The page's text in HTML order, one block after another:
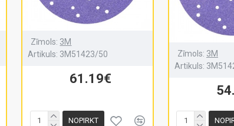
Zīmols: 3M
Artikuls: 3M51423/50
61.19€
NOPIRKT
Zīmols: 3M
Artikuls: